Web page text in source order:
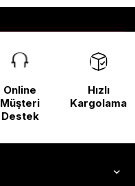
Online
Müşteri
Destek
Hızlı
Kargolama